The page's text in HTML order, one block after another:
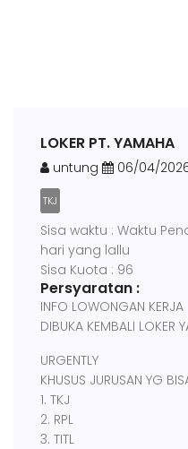
LOKER PT. YAMAHA
untung 06/04/2026
TKJ
Sisa waktu : Waktu
hari yang lallu
Sisa Kuota : 96
Persyaratan :
INFO LOWONGAN KERJA
DIBUKA KEMBALI LOKER
URGENTLY
KHUSUS JURUSAN YG
1. TKJ
2. RPL
3. TITL